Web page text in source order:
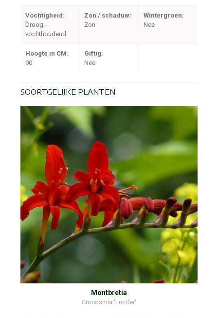
Vochtigheid:
Droog-
vochthoudend
Zon / schaduw:
Zon
Wintergroen:
Nee
Hoogte in CM:
90
Giftig:
Nee
SOORTGELIJKE PLANTEN
Montbretia
Crocosmia 'Luzifer'